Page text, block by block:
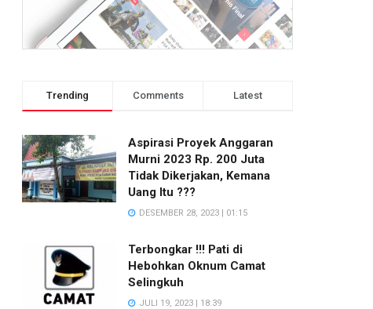
Trending Comments Latest
Aspirasi Proyek Anggaran
Murni 2023 Rp. 200 Juta
Tidak Dikerjakan, Kemana
Uang Itu ???
DESEMBER 28, 2023 | 01:15
Terbongkar !!! Pati di
Hebohkan Oknum Camat
Selingkuh
JULI 19, 2023 | 18:39